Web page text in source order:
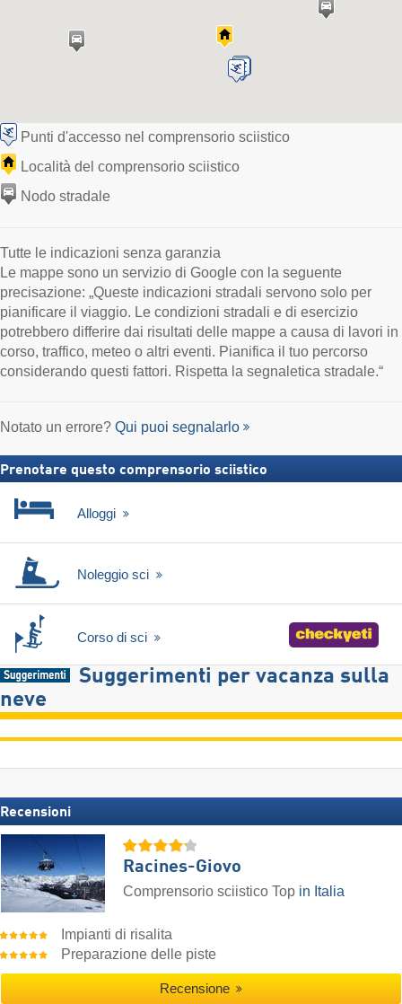
Punti d'accesso nel comprensorio sciistico
Località del comprensorio sciistico
Nodo stradale
Tutte le indicazioni senza garanzia
Le mappe sono un servizio di Google con la seguente
precisazione: „Queste indicazioni stradali servono solo per
pianificare il viaggio. Le condizioni stradali e di esercizio
potrebbero differire dai risultati delle mappe a causa di lavori in
corso, traffico, meteo o altri eventi. Pianifica il tuo percorso
considerando questi fattori. Rispetta la segnaletica stradale.“
Notato un errore? Qui puoi segnalarlo
Prenotare questo comprensorio sciistico
Alloggi
Noleggio sci
Corso di sci
Suggerimenti per vacanza sulla
neve
Recensioni
Racines-Giovo
Comprensorio sciistico Top in Italia
Impianti di risalita
Preparazione delle piste
Recensione